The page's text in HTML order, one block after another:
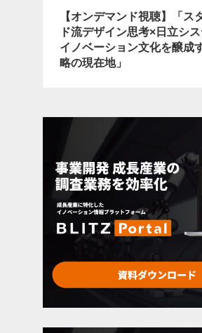
【オンデマンド視聴】「ス
ド流デザイン思考×日立シス
イノベーション文化を醸成
略の現在地」